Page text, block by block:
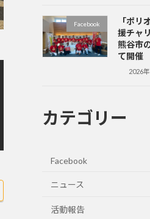
Facebook
「ポリ
援チャ
熊谷市
て開催
2026
カテゴリー
Facebook
ニュース
活動報告